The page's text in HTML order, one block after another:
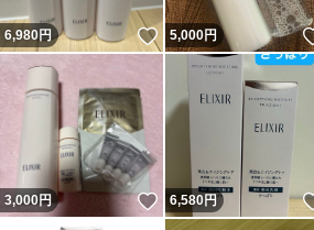
6,980円 いいね！
5,000円
3,000円 いいね！
6,580円